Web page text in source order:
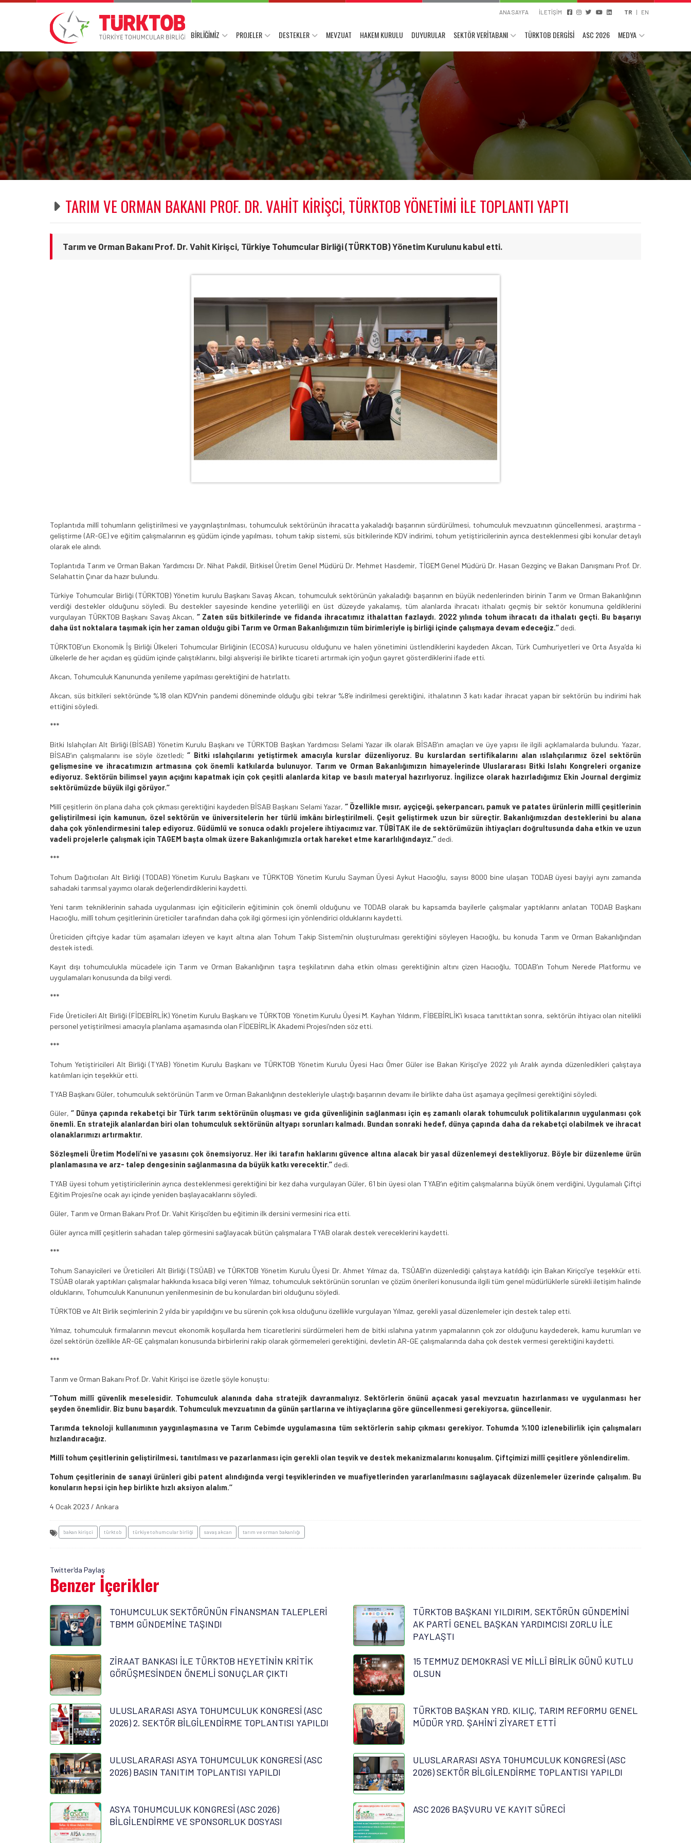
ANA SAYFA İLETİŞİM TR | EN
BİRLİĞİMİZ PROJELER DESTEKLER MEVZUAT HAKEM KURULU DUYURULAR SEKTÖR VERİTABANI TÜRKTOB DERGİSİ ASC 2026 MEDYA
TARIM VE ORMAN BAKANI PROF. DR. VAHİT KİRİŞCİ, TÜRKTOB YÖNETİMİ İLE TOPLANTI YAPTI
Tarım ve Orman Bakanı Prof. Dr. Vahit Kirişci, Türkiye Tohumcular Birliği (TÜRKTOB) Yönetim Kurulunu kabul etti.
Toplantıda millî tohumların geliştirilmesi ve yaygınlaştırılması, tohumculuk sektörünün ihracatta yakaladığı başarının sürdürülmesi, tohumculuk mevzuatının güncellenmesi, araştırma -
geliştirme (AR-GE) ve eğitim çalışmalarının eş güdüm içinde yapılması, tohum takip sistemi, süs bitkilerinde KDV indirimi, tohum yetiştiricilerinin ayrıca desteklenmesi gibi konular detaylı
olarak ele alındı.
Toplantıda Tarım ve Orman Bakan Yardımcısı Dr. Nihat Pakdil, Bitkisel Üretim Genel Müdürü Dr. Mehmet Hasdemir, TİGEM Genel Müdürü Dr. Hasan Gezginç ve Bakan Danışmanı Prof. Dr.
Selahattin Çınar da hazır bulundu.
Türkiye Tohumcular Birliği (TÜRKTOB) Yönetim kurulu Başkanı Savaş Akcan, tohumculuk sektörünün yakaladığı başarının en büyük nedenlerinden birinin Tarım ve Orman Bakanlığının
verdiği destekler olduğunu söyledi. Bu destekler sayesinde kendine yeterliliği en üst düzeyde yakalamış, tüm alanlarda ihracatı ithalatı geçmiş bir sektör konumuna geldiklerini
vurgulayan TÜRKTOB Başkanı Savaş Akcan, ‘’ Zaten süs bitkilerinde ve fidanda ihracatımız ithalattan fazlaydı. 2022 yılında tohum ihracatı da ithalatı geçti. Bu başarıyı
daha üst noktalara taşımak için her zaman olduğu gibi Tarım ve Orman Bakanlığımızın tüm birimleriyle iş birliği içinde çalışmaya devam edeceğiz.’’ dedi.
TÜRKTOB’un Ekonomik İş Birliği Ülkeleri Tohumcular Birliğinin (ECOSA) kurucusu olduğunu ve halen yönetimini üstlendiklerini kaydeden Akcan, Türk Cumhuriyetleri ve Orta Asya’da ki
ülkelerle de her açıdan eş güdüm içinde çalıştıklarını, bilgi alışverişi ile birlikte ticareti artırmak için yoğun gayret gösterdiklerini ifade etti.
Akcan, Tohumculuk Kanununda yenileme yapılması gerektiğini de hatırlattı.
Akcan, süs bitkileri sektöründe %18 olan KDV’nin pandemi döneminde olduğu gibi tekrar %8’e indirilmesi gerektiğini, ithalatının 3 katı kadar ihracat yapan bir sektörün bu indirimi hak
ettiğini söyledi.
***
Bitki Islahçıları Alt Birliği (BİSAB) Yönetim Kurulu Başkanı ve TÜRKTOB Başkan Yardımcısı Selami Yazar ilk olarak BİSAB’ın amaçları ve üye yapısı ile ilgili açıklamalarda bulundu. Yazar,
BİSAB’ın çalışmalarını ise söyle özetledi;‘’ Bitki ıslahçılarını yetiştirmek amacıyla kurslar düzenliyoruz. Bu kurslardan sertifikalarını alan ıslahçılarımız özel sektörün
gelişmesine ve ihracatımızın artmasına çok önemli katkılarda bulunuyor. Tarım ve Orman Bakanlığımızın himayelerinde Uluslararası Bitki Islahı Kongreleri organize
ediyoruz. Sektörün bilimsel yayın açığını kapatmak için çok çeşitli alanlarda kitap ve basılı materyal hazırlıyoruz. İngilizce olarak hazırladığımız Ekin Journal dergimiz
sektörümüzde büyük ilgi görüyor.’’
Millî çeşitlerin ön plana daha çok çıkması gerektiğini kaydeden BİSAB Başkanı Selami Yazar, ‘’ Özellikle mısır, ayçiçeği, şekerpancarı, pamuk ve patates ürünlerin millî çeşitlerinin
geliştirilmesi için kamunun, özel sektörün ve üniversitelerin her türlü imkânı birleştirilmeli. Çeşit geliştirmek uzun bir süreçtir. Bakanlığımızdan desteklerini bu alana
daha çok yönlendirmesini talep ediyoruz. Güdümlü ve sonuca odaklı projelere ihtiyacımız var. TÜBİTAK ile de sektörümüzün ihtiyaçları doğrultusunda daha etkin ve uzun
vadeli projelerle çalışmak için TAGEM başta olmak üzere Bakanlığımızla ortak hareket etme kararlılığındayız.’’ dedi.
***
Tohum Dağıtıcıları Alt Birliği (TODAB) Yönetim Kurulu Başkanı ve TÜRKTOB Yönetim Kurulu Sayman Üyesi Aykut Hacıoğlu, sayısı 8000 bine ulaşan TODAB üyesi bayiyi aynı zamanda
sahadaki tarımsal yayımcı olarak değerlendirdiklerini kaydetti.
Yeni tarım tekniklerinin sahada uygulanması için eğiticilerin eğitiminin çok önemli olduğunu ve TODAB olarak bu kapsamda bayilerle çalışmalar yaptıklarını anlatan TODAB Başkanı
Hacıoğlu, millî tohum çeşitlerinin üreticiler tarafından daha çok ilgi görmesi için yönlendirici olduklarını kaydetti.
Üreticiden çiftçiye kadar tüm aşamaları izleyen ve kayıt altına alan Tohum Takip Sistemi’nin oluşturulması gerektiğini söyleyen Hacıoğlu, bu konuda Tarım ve Orman Bakanlığından
destek istedi.
Kayıt dışı tohumculukla mücadele için Tarım ve Orman Bakanlığının taşra teşkilatının daha etkin olması gerektiğinin altını çizen Hacıoğlu, TODAB’ın Tohum Nerede Platformu ve
uygulamaları konusunda da bilgi verdi.
***
Fide Üreticileri Alt Birliği (FİDEBİRLİK) Yönetim Kurulu Başkanı ve TÜRKTOB Yönetim Kurulu Üyesi M. Kayhan Yıldırım, FİBEBİRLİK’i kısaca tanıttıktan sonra, sektörün ihtiyacı olan nitelikli
personel yetiştirilmesi amacıyla planlama aşamasında olan FİDEBİRLİK Akademi Projesi’nden söz etti.
***
Tohum Yetiştiricileri Alt Birliği (TYAB) Yönetim Kurulu Başkanı ve TÜRKTOB Yönetim Kurulu Üyesi Hacı Ömer Güler ise Bakan Kirişci’ye 2022 yılı Aralık ayında düzenledikleri çalıştaya
katılımları için teşekkür etti.
TYAB Başkanı Güler, tohumculuk sektörünün Tarım ve Orman Bakanlığının destekleriyle ulaştığı başarının devamı ile birlikte daha üst aşamaya geçilmesi gerektiğini söyledi.
Güler, ‘’ Dünya çapında rekabetçi bir Türk tarım sektörünün oluşması ve gıda güvenliğinin sağlanması için eş zamanlı olarak tohumculuk politikalarının uygulanması çok
önemli. En stratejik alanlardan biri olan tohumculuk sektörünün altyapı sorunları kalmadı. Bundan sonraki hedef, dünya çapında daha da rekabetçi olabilmek ve ihracat
olanaklarımızı artırmaktır.
Sözleşmeli Üretim Modeli’ni ve yasasını çok önemsiyoruz. Her iki tarafın haklarını güvence altına alacak bir yasal düzenlemeyi destekliyoruz. Böyle bir düzenleme ürün
planlamasına ve arz- talep dengesinin sağlanmasına da büyük katkı verecektir.’’ dedi.
TYAB üyesi tohum yetiştiricilerinin ayrıca desteklenmesi gerektiğini bir kez daha vurgulayan Güler, 61 bin üyesi olan TYAB’ın eğitim çalışmalarına büyük önem verdiğini, Uygulamalı Çiftçi
Eğitim Projesi’ne ocak ayı içinde yeniden başlayacaklarını söyledi.
Güler, Tarım ve Orman Bakanı Prof. Dr. Vahit Kirişci’den bu eğitimin ilk dersini vermesini rica etti.
Güler ayrıca millî çeşitlerin sahadan talep görmesini sağlayacak bütün çalışmalara TYAB olarak destek vereceklerini kaydetti.
***
Tohum Sanayicileri ve Üreticileri Alt Birliği (TSÜAB) ve TÜRKTOB Yönetim Kurulu Üyesi Dr. Ahmet Yılmaz da, TSÜAB’ın düzenlediği çalıştaya katıldığı için Bakan Kiriçci’ye teşekkür etti.
TSÜAB olarak yaptıkları çalışmalar hakkında kısaca bilgi veren Yılmaz, tohumculuk sektörünün sorunları ve çözüm önerileri konusunda ilgili tüm genel müdürlüklerle sürekli iletişim halinde
olduklarını, Tohumculuk Kanununun yenilenmesinin de bu konulardan biri olduğunu söyledi.
TÜRKTOB ve Alt Birlik seçimlerinin 2 yılda bir yapıldığını ve bu sürenin çok kısa olduğunu özellikle vurgulayan Yılmaz, gerekli yasal düzenlemeler için destek talep etti.
Yılmaz, tohumculuk firmalarının mevcut ekonomik koşullarda hem ticaretlerini sürdürmeleri hem de bitki ıslahına yatırım yapmalarının çok zor olduğunu kaydederek, kamu kurumları ve
özel sektörün özellikle AR-GE çalışmaları konusunda birbirlerini rakip olarak görmemeleri gerektiğini, devletin AR-GE çalışmalarında daha çok destek vermesi gerektiğini kaydetti.
***
Tarım ve Orman Bakanı Prof. Dr. Vahit Kirişci ise özetle şöyle konuştu:
‘’Tohum millî güvenlik meselesidir. Tohumculuk alanında daha stratejik davranmalıyız. Sektörlerin önünü açacak yasal mevzuatın hazırlanması ve uygulanması her
şeyden önemlidir. Biz bunu başardık. Tohumculuk mevzuatının da günün şartlarına ve ihtiyaçlarına göre güncellenmesi gerekiyorsa, güncellenir.
Tarımda teknoloji kullanımının yaygınlaşmasına ve Tarım Cebimde uygulamasına tüm sektörlerin sahip çıkması gerekiyor. Tohumda %100 izlenebilirlik için çalışmaları
hızlandıracağız.
Millî tohum çeşitlerinin geliştirilmesi, tanıtılması ve pazarlanması için gerekli olan teşvik ve destek mekanizmalarını konuşalım. Çiftçimizi millî çeşitlere yönlendirelim.
Tohum çeşitlerinin de sanayi ürünleri gibi patent alındığında vergi teşviklerinden ve muafiyetlerinden yararlanılmasını sağlayacak düzenlemeler üzerinde çalışalım. Bu
konuların hepsi için hep birlikte hızlı aksiyon alalım.’’
4 Ocak 2023 / Ankara
bakan kirişci türktob türkiye tohumcular birliği savaş akcan tarım ve orman bakanlığı
Twitter'da Paylaş
Benzer İçerikler
TOHUMCULUK SEKTÖRÜNÜN FİNANSMAN TALEPLERİ
TBMM GÜNDEMİNE TAŞINDI
TÜRKTOB BAŞKANI YILDIRIM, SEKTÖRÜN GÜNDEMİNİ
AK PARTİ GENEL BAŞKAN YARDIMCISI ZORLU İLE
PAYLAŞTI
ZİRAAT BANKASI İLE TÜRKTOB HEYETİNİN KRİTİK
GÖRÜŞMESİNDEN ÖNEMLİ SONUÇLAR ÇIKTI
15 TEMMUZ DEMOKRASİ VE MİLLÎ BİRLİK GÜNÜ KUTLU
OLSUN
ULUSLARARASI ASYA TOHUMCULUK KONGRESİ (ASC
2026) 2. SEKTÖR BİLGİLENDİRME TOPLANTISI YAPILDI
TÜRKTOB BAŞKAN YRD. KILIÇ, TARIM REFORMU GENEL
MÜDÜR YRD. ŞAHİN'İ ZİYARET ETTİ
ULUSLARARASI ASYA TOHUMCULUK KONGRESİ (ASC
2026) BASIN TANITIM TOPLANTISI YAPILDI
ULUSLARARASI ASYA TOHUMCULUK KONGRESİ (ASC
2026) SEKTÖR BİLGİLENDİRME TOPLANTISI YAPILDI
ASYA TOHUMCULUK KONGRESİ (ASC 2026)
BİLGİLENDİRME VE SPONSORLUK DOSYASI
ASC 2026 BAŞVURU VE KAYIT SÜRECİ